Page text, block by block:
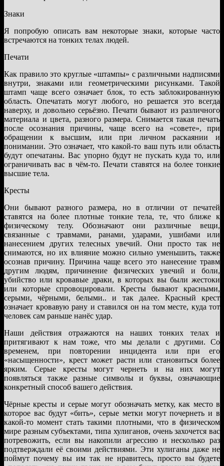
Знаки
Я попробую описать вам некоторые знаки, которые часто
встречаются на тонких телах людей.
Печати
Как правило это круглые «штампы» с различными надписями
внутри, знаками или геометрическими рисунками. Такой
штамп чаще всего означает блок, то есть заблокированную
область. Опечатать могут любого, но решается это всегда
наверху, и довольно серьёзно. Печати бывают из различного
материала и цвета, разного размера. Снимается такая печать
после осознания причины, чаще всего на «совете», при
обращении к высшим, или при личном раскаянии и
понимании. Это означает, что какой-то ваш путь или область
будут опечатаны. Вас упорно будут не пускать куда то, или
ограничивать вас в чём-то. Печати ставятся на более тонкие
высшие тела.
Кресты
Они бывают разного размера, но в отличии от печатей
ставятся на более плотные тонкие тела, те, что ближе к
физическому телу. Обозначают они различные вещи,
связанные с травмами, ранами, ударами, ушибами или
нанесением других телесных увечий. Они просто так не
снимаются, но их влияние можно сильно уменьшить, также
осознав причину. Причина чаще всего это нанесение травм
другим людям, причинение физических увечий и боли,
убийство или кровавые драки, в которых вы были жестоки
или которые спровоцировали. Кресты бывают красными,
серыми, чёрными, белыми.. и так далее. Красный крест
означает кровавую рану и ставился он на том месте, куда тот
человек сам раньше нанёс удар.
Наши действия отражаются на наших тонких телах и
притягивают к нам тоже, что мы делали с другими. Со
временем, при повторении инцидента или при его
«насыщенности», крест может расти или становиться более
ярким. Серые кресты могут чернеть и на них могут
появляться также разные символы и буквы, означающие
конкретный способ вашего действия.
Чёрные кресты и серые могут обозначать метку, как место в
которое вас будут «бить», серые метки могут почернеть и в
какой-то момент стать такими плотными, что в физическом
мире разным субъектами, типа хулиганов, очень захочется вас
потревожить, если вы накопили агрессию и несколько раз
подтверждали её своими действиями. Эти хулиганы даже не
поймут почему вы им так не нравитесь, просто вы будете